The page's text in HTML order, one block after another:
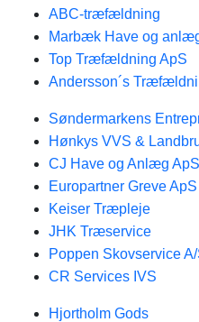
ABC-træfældning
Marbæk Have og
Top Træfældning ApS
Andersson´s
Søndermarkens
Hønkys VVS &
CJ Have og Anlæg ApS
Europartner Greve ApS
Keiser Træpleje
JHK Træservice
Poppen Skovservice
CR Services IVS
Hjortholm Gods